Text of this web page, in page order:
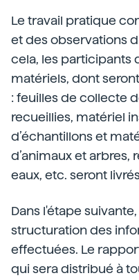
Le travail pratique
et des observations
cela, les participants
matériels, dont
: feuilles de collecte
recueillies, matériel
d’échantillons et
d’animaux et arbres,
eaux, etc. seront
Dans l'étape
structuration des
effectuées. Le
qui sera distribué à